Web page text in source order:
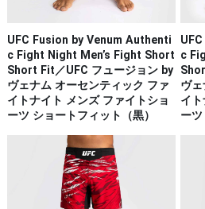
UFC Fusion by Venum Authenti
c Fight Night Men’s Fight Short
Short Fit／UFC フュージョン by
ヴェナム オーセンティック ファ
イトナイト メンズ ファイトショ
ーツ ショートフィット（黒）
c
ヴ
イ
ーツ